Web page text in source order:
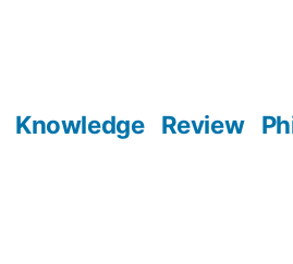
Knowledge Review